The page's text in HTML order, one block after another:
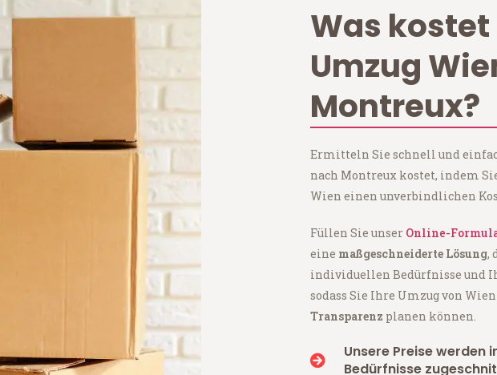
Was kostet
Umzug
Montreux?
Ermitteln Sie schnell und
nach Montreux kostet, indem
Wien einen unverbindlichen
Füllen Sie unser Online-
eine maßgeschneiderte Lösung,
individuellen Bedürfnisse und
sodass Sie Ihre Umzug von
Transparenz planen können.
Unsere Preise werden
Bedürfnisse